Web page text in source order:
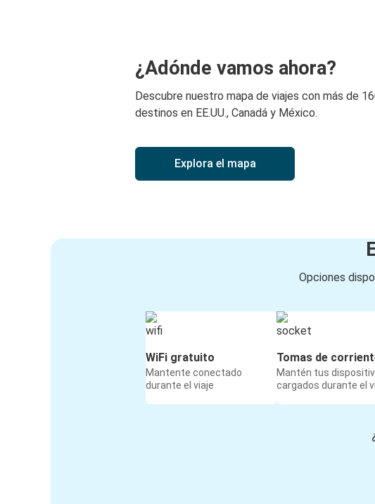
¿Adónde vamos ahora?
Descubre nuestro mapa de viajes con más de
destinos en EE.UU., Canadá y México.
Explora el mapa
Opciones
WiFi gratuito
Mantente conectado
durante el viaje
Tomas de
Mantén tus
cargados durante el